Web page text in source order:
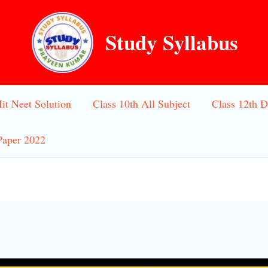
Study Syllabus
Neet Solution Class 10th All Subject Class 12th
2022